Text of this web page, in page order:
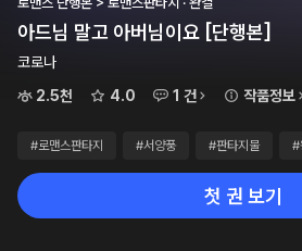
아드님 말고 아버님이요 [단행본]
코로나
2.5천
4.0 1 건 작품정보
#로맨스판타지 #서양풍 #판타지물 #
첫 권 보기